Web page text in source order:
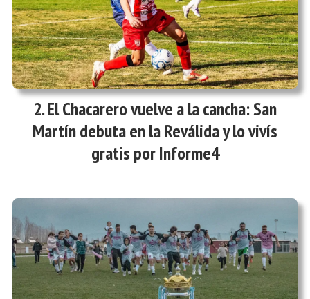
El Chacarero vuelve a la cancha: San
Martín debuta en la Reválida y lo vivís
gratis por Informe4